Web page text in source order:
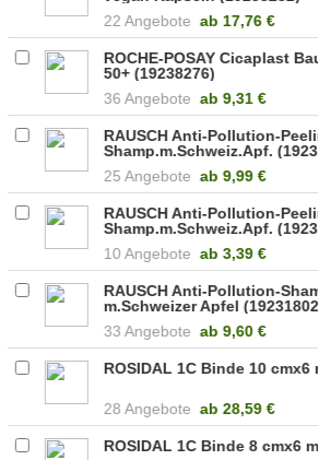
22 Angebote ab 17,76 €
ROCHE-POSAY Cicaplast
50+ (19238276)
36 Angebote ab 9,31 €
RAUSCH Anti-Pollution-
Shamp.m.Schweiz.Apf.
25 Angebote ab 9,99 €
RAUSCH Anti-Pollution-
Shamp.m.Schweiz.Apf.
10 Angebote ab 3,39 €
RAUSCH Anti-Pollution-
m.Schweizer Apfel
33 Angebote ab 9,60 €
ROSIDAL 1C Binde 10 cmx6
28 Angebote ab 28,59 €
ROSIDAL 1C Binde 8 cmx6